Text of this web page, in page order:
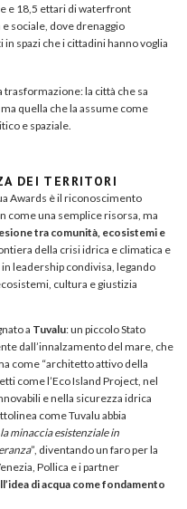
e 18,5 ettari di waterfront
sociale, dove drenaggio
spazi che i cittadini hanno voglia
la città che sa
quella che la assume come
e spaziale.
DEI TERRITORI
Awards è il riconoscimento
come una semplice risorsa, ma
tra comunità, ecosistemi e
della crisi idrica e climatica e
leadership condivisa, legando
cultura e giustizia
a Tuvalu: un piccolo Stato
dall’innalzamento del mare, che
come “architetto attivo della
come l’Eco Island Project, nel
e nella sicurezza idrica
come Tuvalu abbia
minaccia esistenziale in
”, diventando un faro per la
Pollica e i partner
di acqua come fondamento